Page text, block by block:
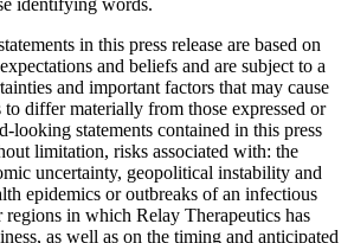
in this press release are based on
and beliefs and are subject to a
and important factors that may cause
to differ materially from those expressed or
looking statements contained in this press
limitation, risks associated with: the
uncertainty, geopolitical instability and
epidemics or outbreaks of an infectious
regions in which Relay Therapeutics has
as well as on the timing and anticipated